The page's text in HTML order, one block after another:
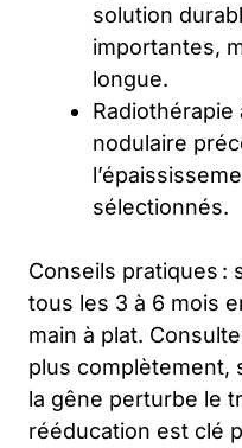
solution
importantes,
longue.
nodulaire
sélectionnés.
Conseils pratiques :
tous les 3 à 6 mois
main à plat.
plus complètement,
la gêne perturbe le
rééducation est clé